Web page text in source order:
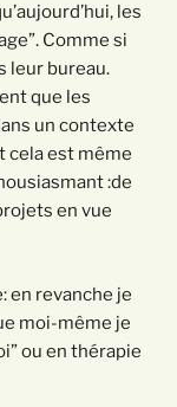
les
Comme si
leur bureau.
que les
un contexte
cela est même
:de
en vue
en revanche je
moi-même je
ou en thérapie